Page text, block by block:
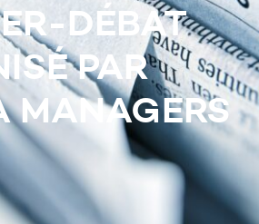
DÉBAT
PAR
MANAGERS